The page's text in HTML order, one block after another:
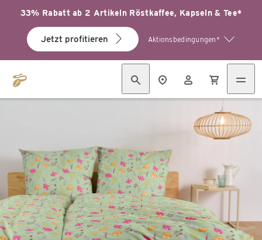
33% Rabatt ab 2 Artikeln Röstkaffee, Kapseln & Tee*
Jetzt profitieren Aktionsbedingungen*